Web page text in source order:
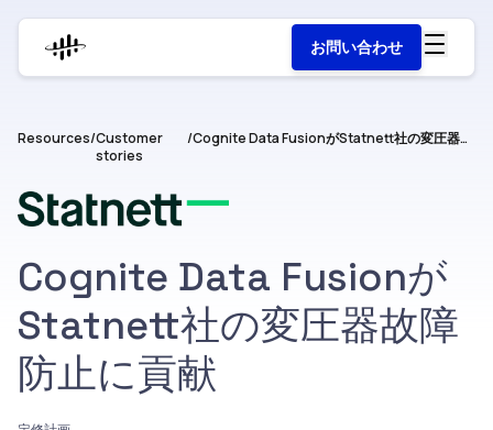
お問い合わせ
Resources/Customer
stories
/ Cognite Data FusionがStatnett社の変圧器故障防止に貢献
Cognite Data Fusionが
Statnett社の変圧器故障
防止に貢献